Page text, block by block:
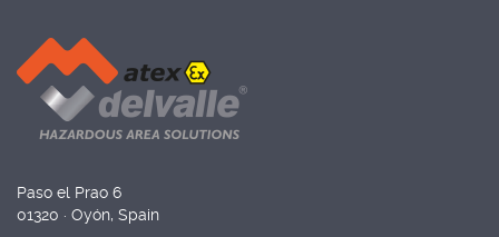
Paso el Prao 6
01320 · Oyón, Spain